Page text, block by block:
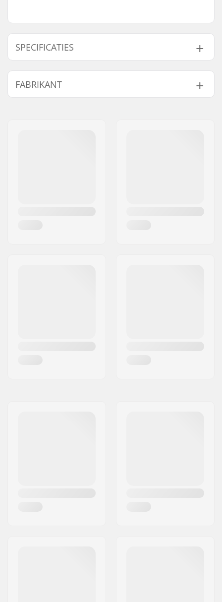
SPECIFICATIES
Harnas Type:
Waist
Geslacht:
FABRIKANT